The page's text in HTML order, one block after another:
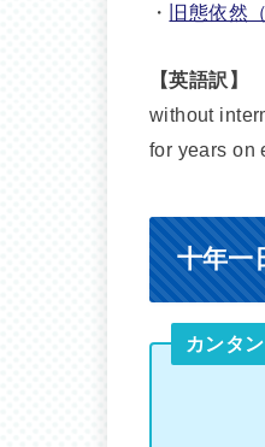
・
旧態依然
【英語訳】
without
for years on
十年一
カンタ